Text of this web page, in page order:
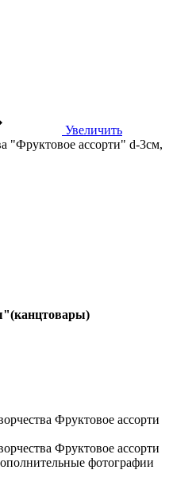
Увеличить
"Фруктовое ассорти" d-3см,